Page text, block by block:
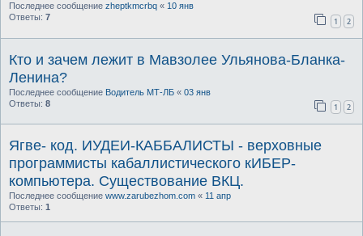
Последнее сообщение zheptkmcrbq « 10 янв
Ответы: 7 1 2
Кто и зачем лежит в Мавзолее Ульянова-Бланка-
Ленина?
Последнее сообщение Водитель МТ-ЛБ « 03 янв
Ответы: 8 1 2
Ягве- код. ИУДЕИ-КАББАЛИСТЫ - верховные
программисты кабаллистического кИБЕР-
компьютера. Существование ВКЦ.
Последнее сообщение www.zarubezhom.com « 11 апр
Ответы: 1